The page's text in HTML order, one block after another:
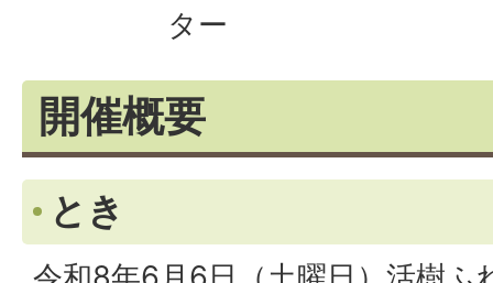
ター
開催概要
とき